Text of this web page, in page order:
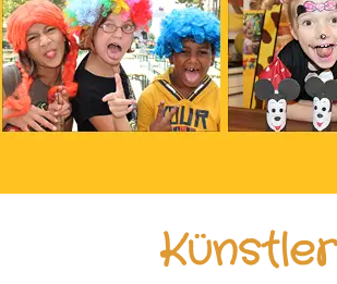
Künstler